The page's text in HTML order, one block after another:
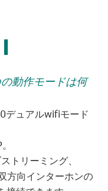
動作モードは何
デュアルwifiモード
トリーミング、
方向インターホンの